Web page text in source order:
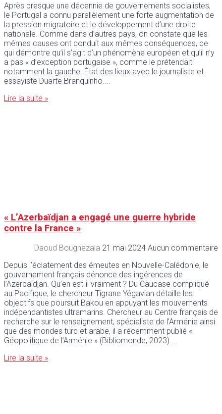
Après presque une décennie de gouvernements socialistes,
le Portugal a connu parallèlement une forte augmentation de
la pression migratoire et le développement d’une droite
nationale. Comme dans d’autres pays, on constate que les
mêmes causes ont conduit aux mêmes conséquences, ce
qui démontre qu’il s’agit d’un phénomène européen et qu’il n’y
a pas « d’exception portugaise », comme le prétendait
notamment la gauche. État des lieux avec le journaliste et
essayiste Duarte Branquinho.
Lire la suite »
« L’Azerbaïdjan a engagé une guerre hybride
contre la France »
Daoud Boughezala 21 mai 2024 Aucun commentaire
Depuis l’éclatement des émeutes en Nouvelle-Calédonie, le
gouvernement français dénonce des ingérences de
l’Azerbaïdjan. Qu’en est-il vraiment ? Du Caucase compliqué
au Pacifique, le chercheur Tigrane Yégavian détaille les
objectifs que poursuit Bakou en appuyant les mouvements
indépendantistes ultramarins. Chercheur au Centre français de
recherche sur le renseignement, spécialiste de l’Arménie ainsi
que des mondes turc et arabe, il a récemment publié «
Géopolitique de l’Arménie » (Bibliomonde, 2023).
Lire la suite »